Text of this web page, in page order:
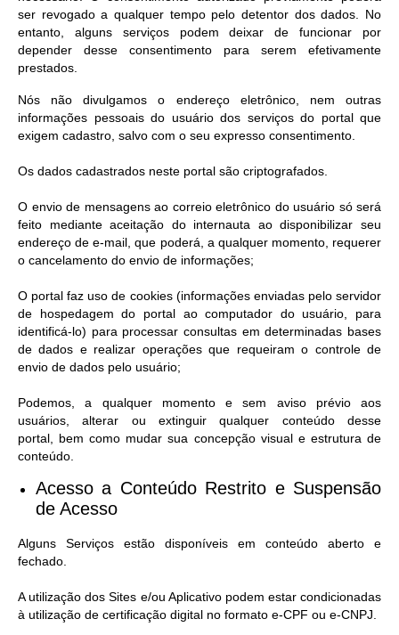
Planejamento
Contas Públicas
Links
Transparência
SIC
Notícias
Contato
ser revogado a qualquer tempo pelo detentor dos dados. No
entanto, alguns serviços podem deixar de funcionar por
depender desse consentimento para serem efetivamente
prestados.
Nós não divulgamos o endereço eletrônico, nem outras
informações pessoais do usuário dos serviços do portal que
exigem cadastro, salvo com o seu expresso consentimento.
Os dados cadastrados neste portal são criptografados.
O envio de mensagens ao correio eletrônico do usuário só será
feito mediante aceitação do internauta ao disponibilizar seu
endereço de e-mail, que poderá, a qualquer momento, requerer
o cancelamento do envio de informações;
O portal faz uso de cookies (informações enviadas pelo servidor
de hospedagem do portal ao computador do usuário, para
identificá-lo) para processar consultas em determinadas bases
de dados e realizar operações que requeiram o controle de
envio de dados pelo usuário;
Podemos, a qualquer momento e sem aviso prévio aos
usuários, alterar ou extinguir qualquer conteúdo desse
portal, bem como mudar sua concepção visual e estrutura de
conteúdo.
Acesso a Conteúdo Restrito e Suspensão
de Acesso​
Alguns Serviços estão disponíveis em conteúdo aberto e
fechado.
A utilização dos Sites e/ou Aplicativo podem estar condicionadas
à utilização de certificação digital no formato e-CPF ou e-CNPJ.